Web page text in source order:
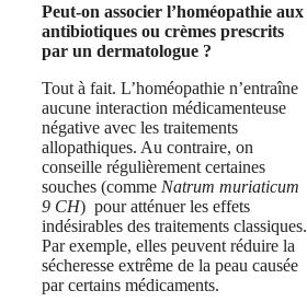
Peut-on associer l’homéopathie aux
antibiotiques ou crèmes prescrits
par un dermatologue ?
Tout à fait. L’homéopathie n’entraîne
aucune interaction médicamenteuse
négative avec les traitements
allopathiques. Au contraire, on
conseille régulièrement certaines
souches (comme Natrum muriaticum
9 CH) pour atténuer les effets
indésirables des traitements classiques.
Par exemple, elles peuvent réduire la
sécheresse extrême de la peau causée
par certains médicaments.